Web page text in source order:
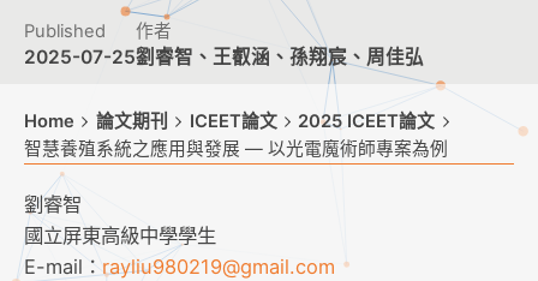
Published
2025-07-25
作者
劉睿智、王叡涵、孫翔宸、周佳弘
Home 論文期刊 ICEET論文
2025 ICEET論文
智慧養殖系統之應用與發展 — 以光電魔術師專案為例
劉睿智
國立屏東高級中學學生
E-mail： rayliu980219@gmail.com